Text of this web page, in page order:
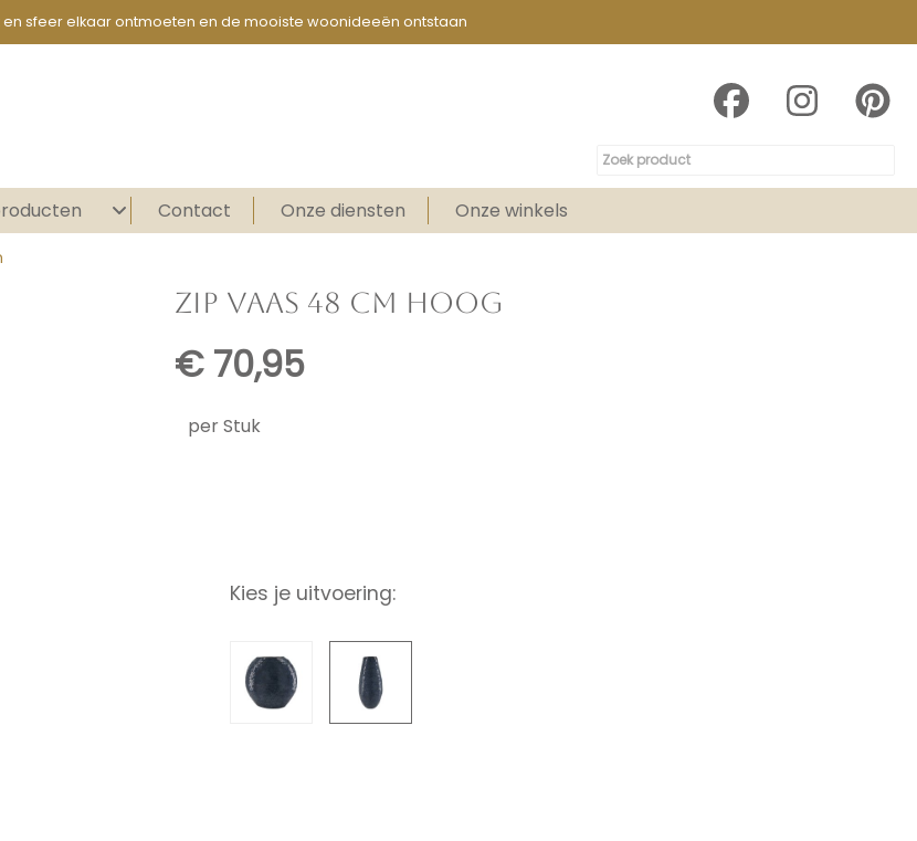
sfeer elkaar ontmoeten en de mooiste woonideeën ontstaan
Contact Onze diensten Onze winkels
ZIP VAAS 48 CM HOOG
€ 70,95
per Stuk
Kies je uitvoering: